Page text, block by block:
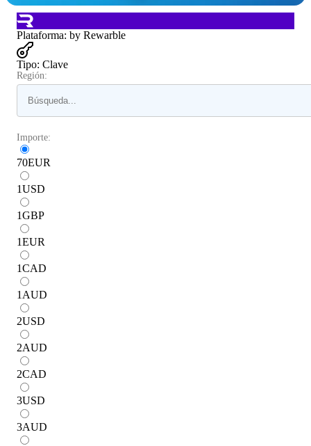
Plataforma: by Rewarble
Tipo: Clave
Región:
Importe:
70EUR
1USD
1GBP
1EUR
1CAD
1 AUD
2USD
2AUD
2CAD
3USD
3AUD